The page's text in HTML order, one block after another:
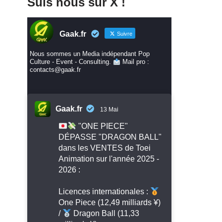
Gaak.fr Suivre
Nous sommes un Media indépendant Pop
Culture - Event - Consulting.
Mail pro :
contacts@gaak.fr
Gaak.fr 13 Mai
"ONE PIECE"
DÉPASSE "DRAGON BALL"
dans les VENTES de Toei
Animation sur l'année 2025 -
2026 :
Licences internationales :
One Piece (12,49 milliards ¥)
/
Dragon Ball (11,33